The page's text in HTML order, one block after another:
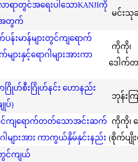
ရာတွင်အရေးပါသောKANJIကို
အတွက်
မင်းသုခ
န်းမာန်များတွင်ကျရောက်
းနှင့်ရောဂါများအားကာ
ကိုကို၊
ဒေါက်တ
ြိုဟ်စီးဂြိုဟ်နင်း ဟောနည်း
ျုပ်)
ဘုန်းက
င်ကျရောက်တတ်သောအင်းဆက်
ဂါများအား ကာကွယ်နှိမ်နှင်းနည်း
ကိုကို၊
(စိုက်ပျိုး
င်ကျယ်